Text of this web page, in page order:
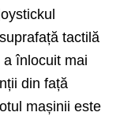
tactilă
înlocuit mai
din față
mașinii este